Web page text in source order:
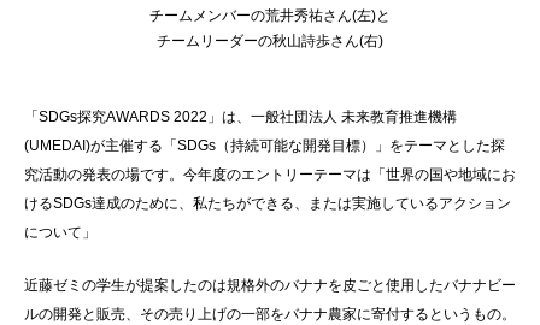
チームメンバーの荒井秀祐さん(左)と
チームリーダーの秋山詩歩さん(右)
「 SDGs探究AWARDS 2022 」は、一般社団法人 未来教育推進機構
(UMEDAI)が主催する「 SDGs （持続可能な開発目標）」をテーマとした探
究活動の発表の場です。今年度のエントリーテーマは「世界の国や地域にお
けるSDGs達成のために、私たちができる、または実施しているアクション
について」
近藤ゼミの学生が提案したのは規格外のバナナを皮ごと使用したバナナビー
ルの開発と販売、その売り上げの一部をバナナ農家に寄付するというもの。